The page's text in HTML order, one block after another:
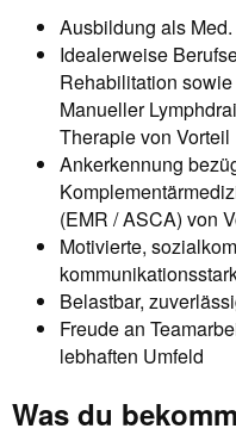
Ausbildung als
Idealerweise
Rehabilitation
Manueller
Therapie von Vorteil
Ankerkennung
(EMR / ASCA) von
Motivierte,
Belastbar,
Freude an
lebhaften Umfeld
Was du